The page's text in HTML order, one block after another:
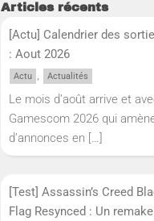
Articles récents
[Actu] Calendrier des
: Aout 2026
Actu , Actualités
Le mois d’août arrive et
Gamescom 2026 qui
d’annonces en […]
[Test] Assassin’s Creed
Flag Resynced : Un